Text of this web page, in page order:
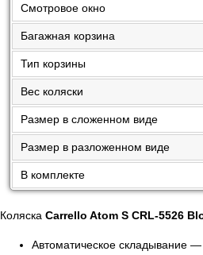
Смотровое окно
Багажная корзина
Тип корзины
Вес коляски
Размер в сложенном виде
Размер в разложенном виде
В комплекте
КоляскаCarrello Atom S CRL-5526
Автоматическое складывание